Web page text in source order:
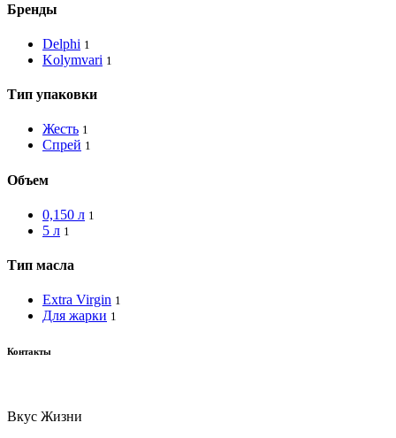
Бренды
Delphi 1
Kolymvari 1
Тип упаковки
Жесть 1
Спрей 1
Объем
0,150 л 1
5 л 1
Тип масла
Extra Virgin 1
Для жарки 1
Контакты
Вкус Жизни